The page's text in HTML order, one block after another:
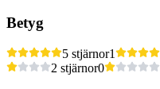
Betyg
5 stjärnor1
2 stjärnor0